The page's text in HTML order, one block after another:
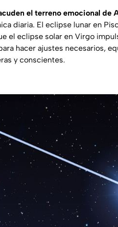
el terreno emocional de
diaria. El eclipse lunar en
el eclipse solar en Virgo
hacer ajustes necesarios,
y conscientes.